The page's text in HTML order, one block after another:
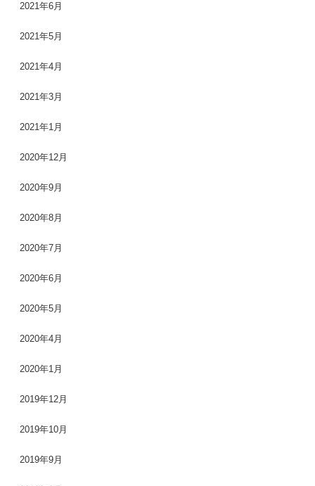
2021年6月
2021年5月
2021年4月
2021年3月
2021年1月
2020年12月
2020年9月
2020年8月
2020年7月
2020年6月
2020年5月
2020年4月
2020年1月
2019年12月
2019年10月
2019年9月